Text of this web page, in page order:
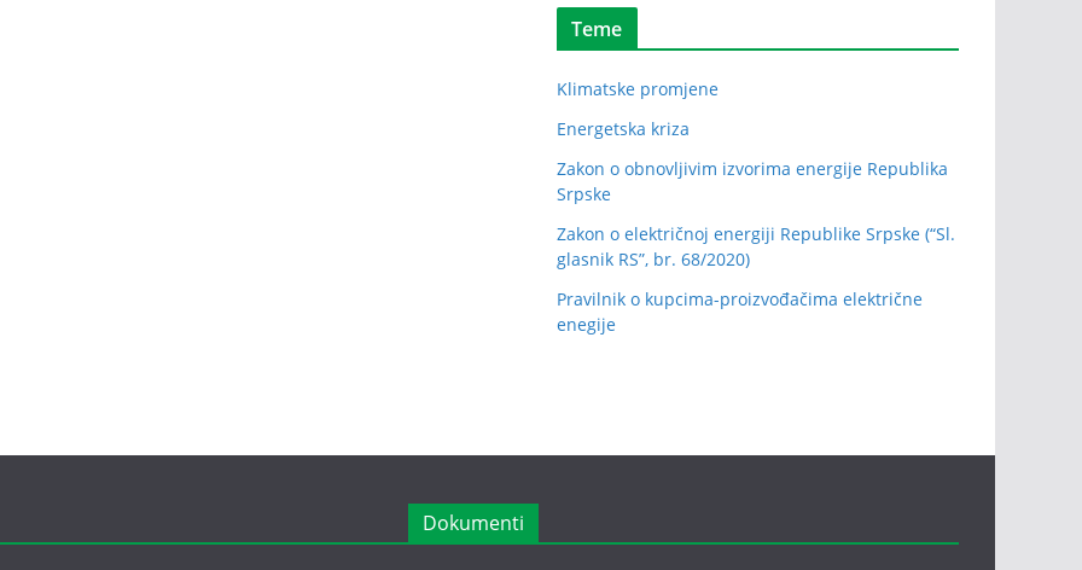
Teme
Klimatske promjene
Energetska kriza
Zakon o obnovljivim izvorima energije Republika
Srpske
Zakon o električnoj energiji Republike Srpske (“Sl.
glasnik RS”, br. 68/2020)
Pravilnik o kupcima-proizvođačima električne
enegije
Dokumenti